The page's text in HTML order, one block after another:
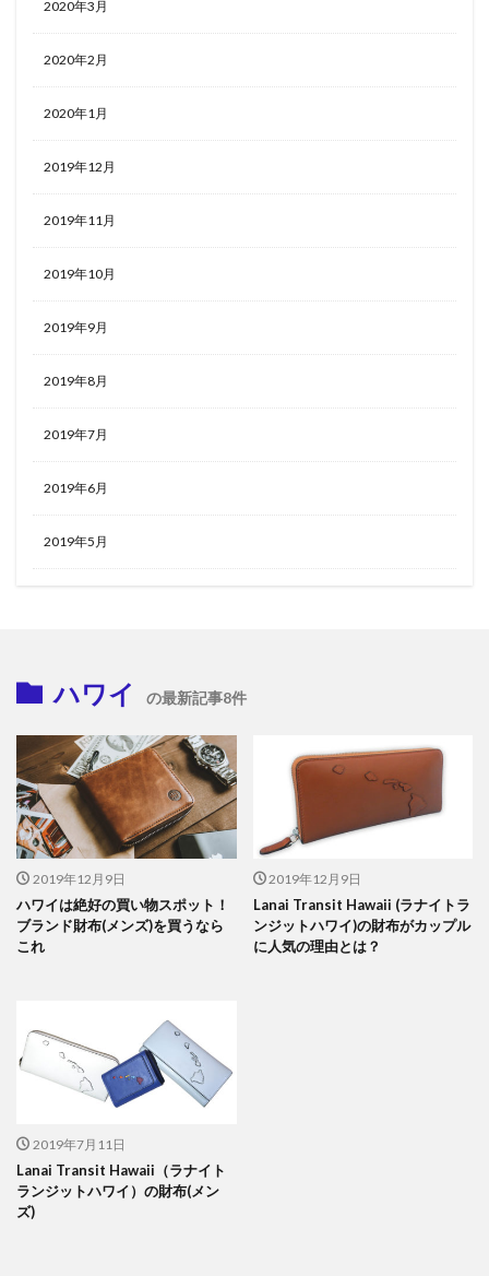
2020年3月
2020年2月
2020年1月
2019年12月
2019年11月
2019年10月
2019年9月
2019年8月
2019年7月
2019年6月
2019年5月
ハワイ の最新記事8件
2019年12月9日
ハワイは絶好の買い物スポット！
ブランド財布(メンズ)を買うなら
これ
2019年12月9日
Lanai Transit Hawaii (ラナイトラ
ンジットハワイ)の財布がカップル
に人気の理由とは？
2019年7月11日
Lanai Transit Hawaii（ラナイト
ランジットハワイ）の財布(メン
ズ)